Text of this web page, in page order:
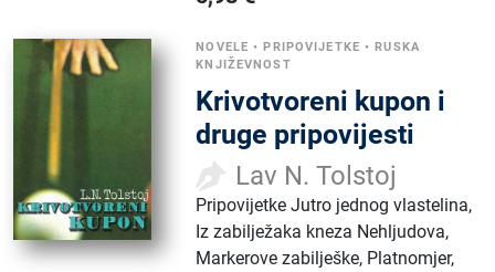
NOVELE •PRIPOVIJETKE •RUSKA
KNJIŽEVNOST
Krivotvoreni kupon i
druge pripovijesti
Lav N. Tolstoj
Pripovijetke Jutro jednog vlastelina,
Iz zabilježaka kneza Nehljudova,
Markerove zabilješke, Platnomjer,